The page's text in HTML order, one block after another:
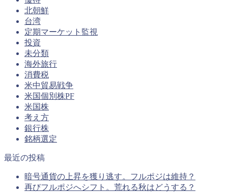
北朝鮮
台湾
定期マーケット監視
投資
未分類
海外旅行
消費税
米中貿易戦争
米国個別株PF
米国株
考え方
銀行株
銘柄選定
最近の投稿
暗号通貨の上昇を獲り逃す。フルポジは維持？
再びフルポジへシフト。荒れる秋はどうする？